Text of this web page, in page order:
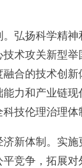
。弘扬科学精
术攻关新型
合的技术创
力和产业链
技伦理治理体
济新体制。实
竞争，拓展